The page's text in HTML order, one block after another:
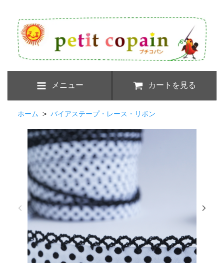
メニュー カートを見る
ホーム > バイアステープ・レース・リボン